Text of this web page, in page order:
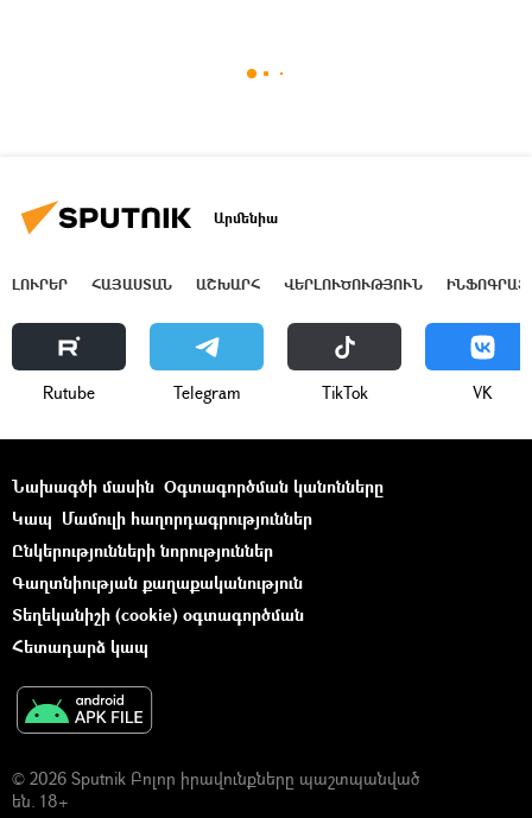
Արմենիա
ԼՈՒՐԵՐ ՀԱՅԱՍՏԱՆ ԱՇԽԱՐՀ ՎԵՐԼՈՒԾՈՒԹՅՈՒՆ
Rutube Telegram ТikТоk VK
Նախագծի մասին Օգտագործման կանոնները
Կապ Մամուլի հաղորդագրություններ
Ընկերությունների նորություններ
Գաղտնիության քաղաքականություն
Տեղեկանիշի (cookie) օգտագործման
Հետադարձ կապ
© 2026 Sputnik Բոլոր իրավունքները պաշտպանված
են. 18+